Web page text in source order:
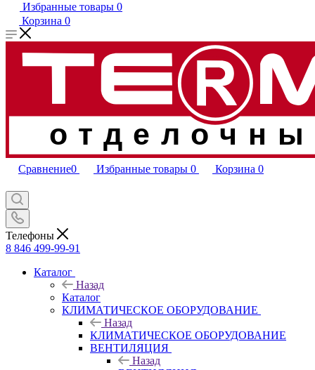
Избранные товары 0
Корзина 0
Сравнение0 Избранные товары 0 Корзина 0
Телефоны
8 846 499-99-91
Каталог
Назад
Каталог
КЛИМАТИЧЕСКОЕ ОБОРУДОВАНИЕ
Назад
КЛИМАТИЧЕСКОЕ ОБОРУДОВАНИЕ
ВЕНТИЛЯЦИЯ
Назад